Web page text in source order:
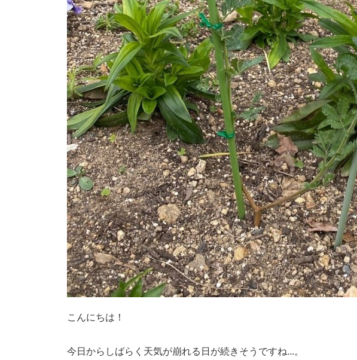
こんにちは！
今日からしばらく天気が崩れる日が続きそうですね...。